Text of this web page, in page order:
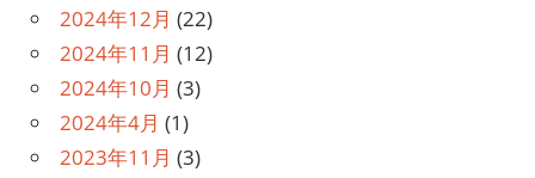
2024年12月 (22)
2024年11月 (12)
2024年10月 (3)
2024年4月 (1)
2023年11月 (3)